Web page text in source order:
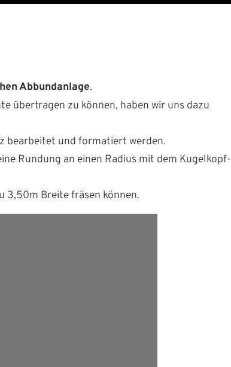
Abbun­dan­lage.
über­tra­gen zu kön­nen, haben wir uns dazu
bear­beit­et und for­matiert werden.
Run­dung an einen Radius mit dem Kugelkopf­
3,50m Bre­ite fräsen können.